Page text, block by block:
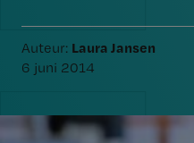
Auteur: Laura Jansen
6 juni 2014